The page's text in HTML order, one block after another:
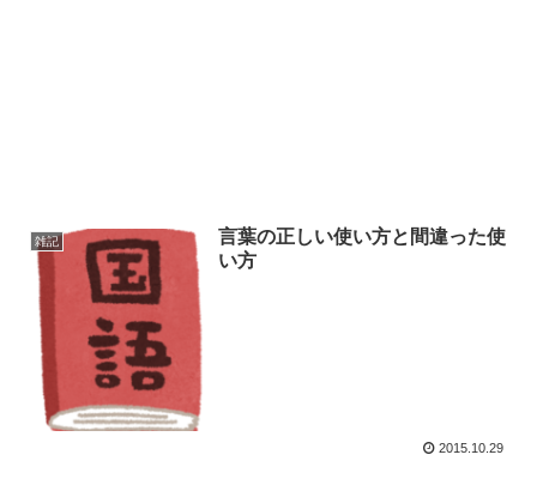
雑記
言葉の正しい使い方と間違った使
い方
2015.10.29